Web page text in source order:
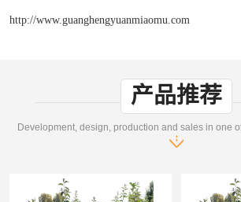
http://www.guanghengyuanmiaomu.com
产品推荐